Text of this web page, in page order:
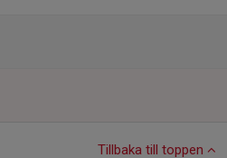
Tillbaka till toppen